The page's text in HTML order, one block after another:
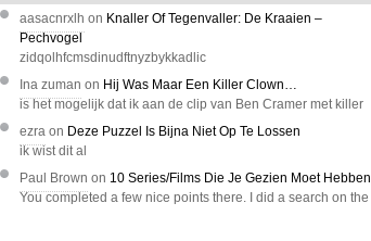
aasacnrxlh on Knaller Of Tegenvaller: De Kraaien –
Pechvogel
zidqolhfcmsdinudftnyzbykkadlic
Ina zuman on Hij Was Maar Een Killer Clown…
is het mogelijk dat ik aan de clip van Ben Cramer met killer
ezra on Deze Puzzel Is Bijna Niet Op Te Lossen
ik wist dit al
Paul Brown on 10 Series/Films Die Je Gezien Moet Hebben
You completed a few nice points there. I did a search on the